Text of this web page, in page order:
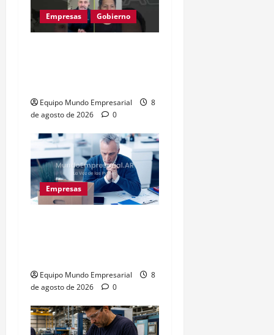
Empresas Gobierno
Equipo Mundo Empresarial
8
de agosto de 2026
0
Empresas
Equipo Mundo Empresarial
8
de agosto de 2026
0